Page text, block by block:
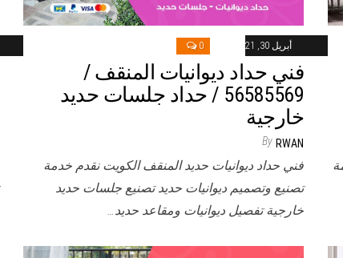
أبريل 30, 2021 0
فني حداد ديوانيات المنقف /
56585569 / حداد جلسات حديد
خارجية
By RWAN
فني حداد ديوانيات حديد المنقف الكويت نقدم خدمة
تصنيع وتصميم ديوانيات حديد تصنيع جلسات حديد
خارجية تفصيل ديوانيات ومقاعد حديد…